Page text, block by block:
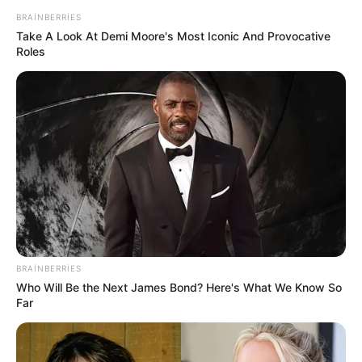
22:24 / 05 Avqust 2026 CƏMİYYƏT
Daha üç küçədə
151 0 0
BRAINBERRIES
Take A Look At Demi Moore's Most Iconic And Provocative
Roles
BRAINBERRIES
Who Will Be the Next James Bond? Here's What We Know So
Far